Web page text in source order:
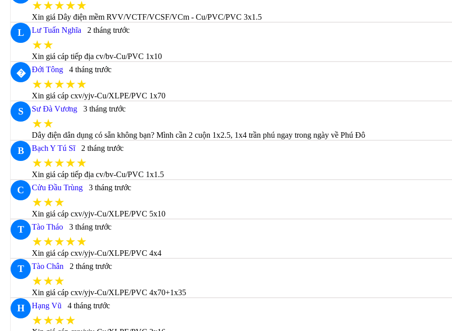
★★★★★
Xin giá Dây điện mềm RVV/VCTF/VCSF/VCm - Cu/PVC/PVC 3x1.5
L Lư Tuấn Nghĩa 2 tháng trước
★★
Xin giá cáp tiếp địa cv/bv-Cu/PVC 1x10
� Đới Tông 4 tháng trước
★★★★★
Xin giá cáp cxv/yjv-Cu/XLPE/PVC 1x70
S Sư Đà Vương 3 tháng trước
★★
Dây điện dân dụng có sẵn không bạn? Mình cần 2 cuộn 1x2.5, 1x4 trần phú ngay trong ngày về Phú Đô
B Bạch Y Tú Sĩ 2 tháng trước
★★★★★
Xin giá cáp tiếp địa cv/bv-Cu/PVC 1x1.5
C Cửu Đầu Trùng 3 tháng trước
★★★
Xin giá cáp cxv/yjv-Cu/XLPE/PVC 5x10
T Tào Tháo 3 tháng trước
★★★★★
Xin giá cáp cxv/yjv-Cu/XLPE/PVC 4x4
T Tào Chân 2 tháng trước
★★★
Xin giá cáp cxv/yjv-Cu/XLPE/PVC 4x70+1x35
H Hạng Vũ 4 tháng trước
★★★★